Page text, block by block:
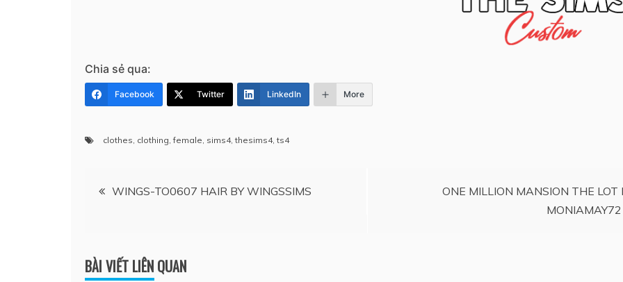
Chia sẻ qua:
Facebook Twitter LinkedIn More
clothes, clothing,female, sims4,thesims4,ts4
Điều
bài
WINGS-TO0607 HAIR BY WINGSSIMS
ONE MILLION MANSION THE LOT
MONIAMAY72
BÀI VIẾT LIÊN QUAN